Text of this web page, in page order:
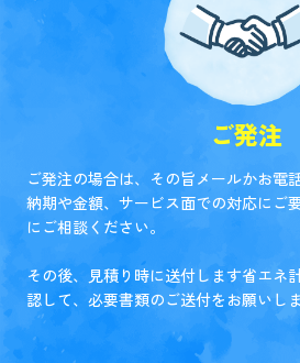
ご発注
ご発注の場合は、その旨メールかお電
納期や金額、サービス面での対応にご
にご相談ください。
その後、見積り時に送付します省エネ
認して、必要書類のご送付をお願いし